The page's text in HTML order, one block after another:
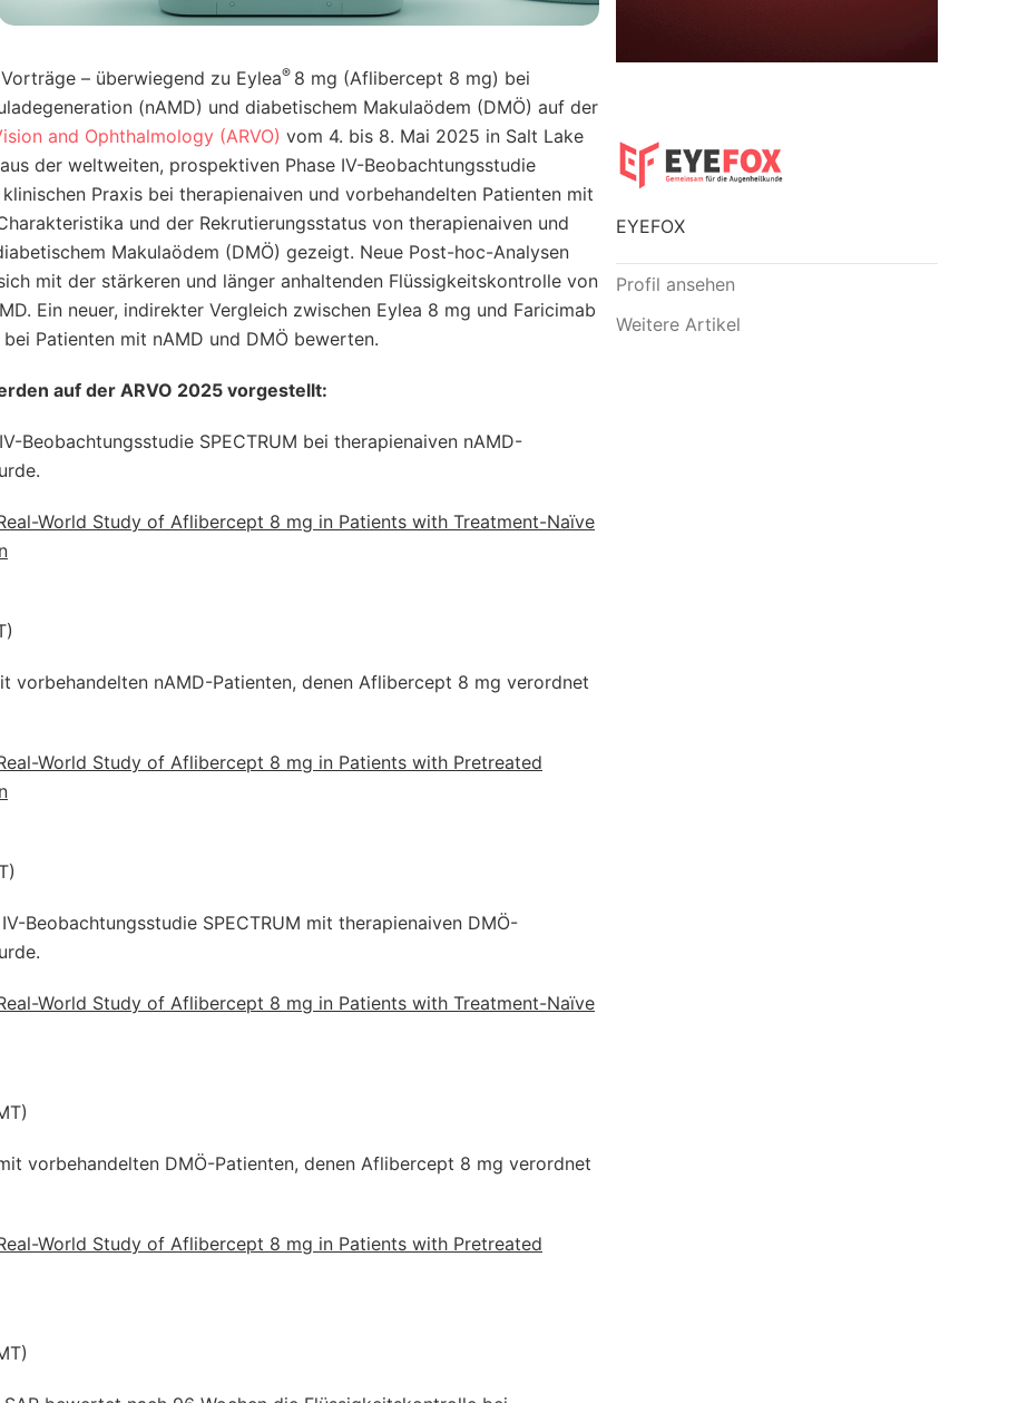
– überwiegend zu Eylea® 8 mg (Aflibercept 8 mg) bei
(nAMD) und diabetischem Makulaödem (DMÖ) auf der
and Ophthalmology (ARVO) vom 4. bis 8. Mai 2025 in Salt Lake
der weltweiten, prospektiven Phase IV-Beobachtungsstudie
Praxis bei therapienaiven und vorbehandelten Patienten mit
und der Rekrutierungsstatus von therapienaiven und
Makulaödem (DMÖ) gezeigt. Neue Post-hoc-Analysen
mit der stärkeren und länger anhaltenden Flüssigkeitskontrolle von
Ein neuer, indirekter Vergleich zwischen Eylea 8 mg und Faricimab
Patienten mit nAMD und DMÖ bewerten.
auf der ARVO 2025 vorgestellt:
Beobachtungsstudie SPECTRUM bei therapienaiven nAMD-
World Study of Aflibercept 8 mg in Patients with Treatment-Naïve
vorbehandelten nAMD-Patienten, denen Aflibercept 8 mg verordnet
World Study of Aflibercept 8 mg in Patients with Pretreated
Beobachtungsstudie SPECTRUM mit therapienaiven DMÖ-
World Study of Aflibercept 8 mg in Patients with Treatment-Naïve
vorbehandelten DMÖ-Patienten, denen Aflibercept 8 mg verordnet
World Study of Aflibercept 8 mg in Patients with Pretreated
EYEFOX
Profil ansehen
Weitere Artikel